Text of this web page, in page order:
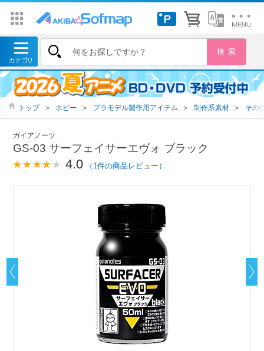
トップ ＞ ホビー ＞ プラモデル製作用アイテム ＞ 制作系素材 ＞ その
ガイアノーツ
GS-03 サーフェイサーエヴォ ブラック
4.0 （1件の商品レビュー）